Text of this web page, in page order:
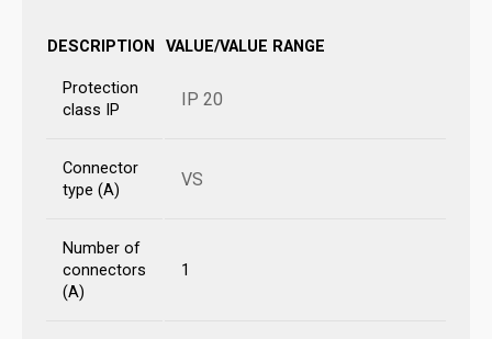
DESCRIPTION VALUE/VALUE RANGE
Protection
class IP
IP 20
Connector
type (A)
VS
Number of
connectors
(A)
1